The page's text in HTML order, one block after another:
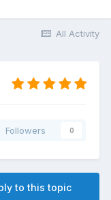
All Activity
Followers 0
to this topic